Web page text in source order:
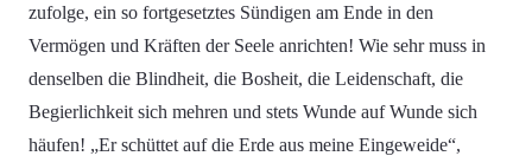
zufolge, ein so fortgesetztes Sündigen am Ende in den
Vermögen und Kräften der Seele anrichten! Wie sehr muss in
denselben die Blindheit, die Bosheit, die Leidenschaft, die
Begierlichkeit sich mehren und stets Wunde auf Wunde sich
häufen! „Er schüttet auf die Erde aus meine Eingeweide“,